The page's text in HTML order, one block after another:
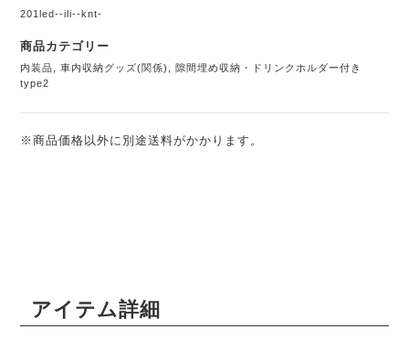
201led--ili--knt-
商品カテゴリー
内装品 ,車内収納グッズ(関係)
隙間埋め収納・ドリンクホルダー付き
type2
※商品価格以外に別途送料がかかります。
アイテム詳細